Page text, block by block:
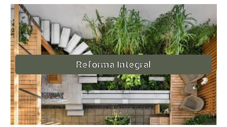
Reforma Integral